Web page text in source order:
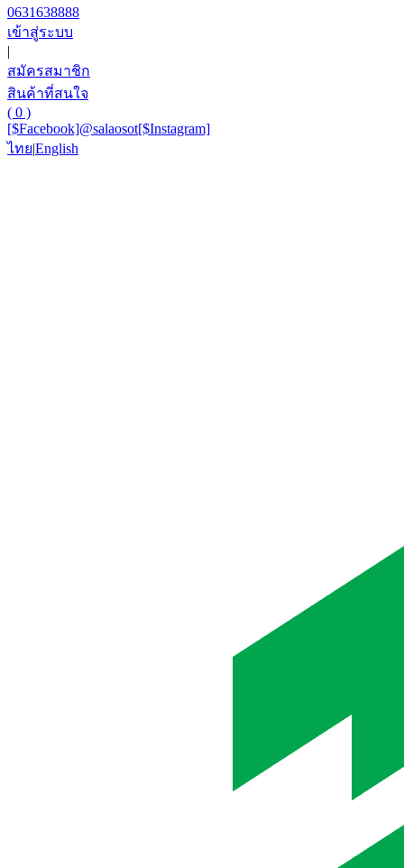
0631638888
เข้าสู่ระบบ
|
สมัครสมาชิก
สินค้าที่สนใจ
( 0 )
[$Facebook]@salaosot[$Instagram]
ไทย|English